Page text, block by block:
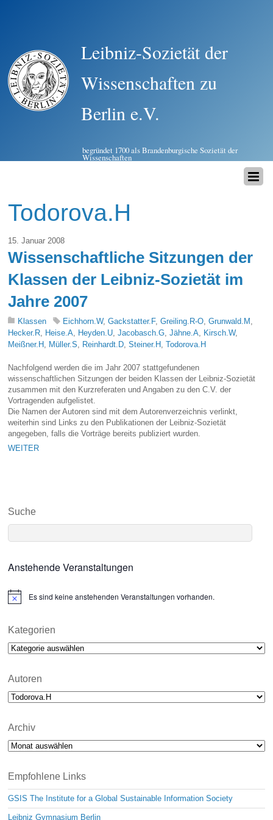
Leibniz-Sozietät der
Wissenschaften zu
Berlin e.V.
begründet 1700 als Brandenburgische Sozietät der
Wissenschaften
Todorova.H
15. Januar 2008
Wissenschaftliche Sitzungen der
Klassen der Leibniz-Sozietät im
Jahre 2007
Klassen Eichhorn.W,Gackstatter.F,Greiling.R-O,Grunwald.M ,
Hecker.R, Heise.A, Heyden.U,Jacobasch.G,Jähne.A, Kirsch.W,
Meißner.H , Müller.S, Reinhardt.D,Steiner.H ,Todorova.H
Nachfolgend werden die im Jahr 2007 stattgefundenen
wissenschaftlichen Sitzungen der beiden Klassen der Leibniz-Sozietät
zusammen mit den Kurzreferaten und Angaben zu den C.V. der
Vortragenden aufgelistet.
Die Namen der Autoren sind mit dem Autorenverzeichnis verlinkt,
weiterhin sind Links zu den Publikationen der Leibniz-Sozietät
angegeben, falls die Vorträge bereits publiziert wurden.
WEITER
Suche
Anstehende Veranstaltungen
N
i
e
Es sind keine anstehenden Veranstaltungen vorhanden.
Kategorien
Kategorien
Autoren
Archiv
Archiv
Empfohlene Links
GSIS The Institute for a Global Sustainable Information Society
Leibniz Gymnasium Berlin